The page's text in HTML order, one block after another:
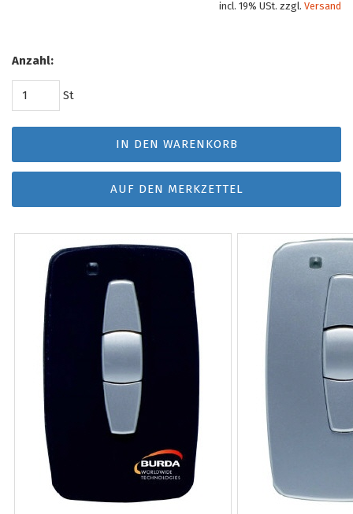
incl. 19% USt. zzgl. Versand
Anzahl:
St
IN DEN WARENKORB
AUF DEN MERKZETTEL